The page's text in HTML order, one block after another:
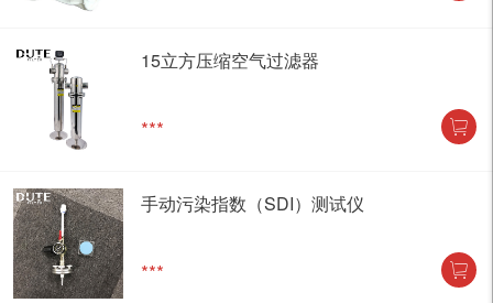
15立方压缩空气过滤器
***
手动污染指数（SDI）测试仪
***